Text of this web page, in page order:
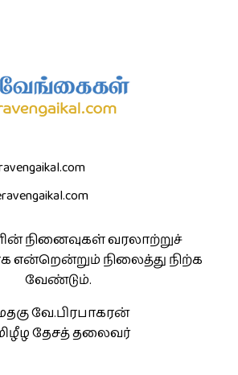
நினைவுகள் வரலாற்றுச்
என்றென்றும் நிலைத்து நிற்க
வேண்டும்.
வே.பிரபாகரன்
தேசத் தலைவர்